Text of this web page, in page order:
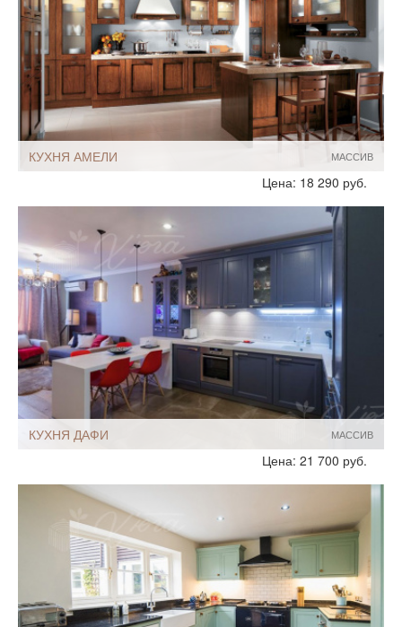
МАССИВ
КУХНЯ АМЕЛИ
Мебель - тип:
П-образная
С полуостровом
Кухни-столовые
С пеналом
Цена: 18 290 руб.
МАССИВ
КУХНЯ ДАФИ
10-12 кв.м
Мебель - тип:П-образная
Угловая
С полуостровом
Шкафы до потолка
Цена: 21 700 руб.